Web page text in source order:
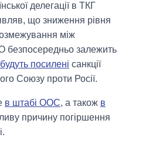
делегації в ТКГ
що зниження рівня
між
безпосередньо залежить
посилені санкції
Союзу проти Росії.
в штабі ООС, а також в
причину погіршення